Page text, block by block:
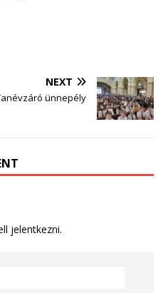
NEXT
ünnepély
jelentkezni.